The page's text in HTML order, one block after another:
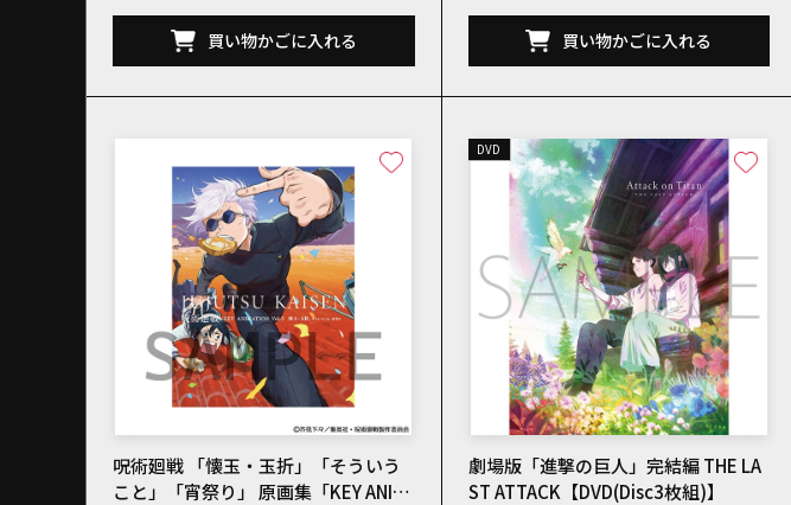
買い物かごに入れる 買い物かごに入れる
呪術廻戦 「懐玉・玉折」「そういう
こと」「宵祭り」 原画集「KEY ANIM
DVD
劇場版「進撃の巨人」完結編 THE LA
ST ATTACK【DVD(Disc3枚組)】